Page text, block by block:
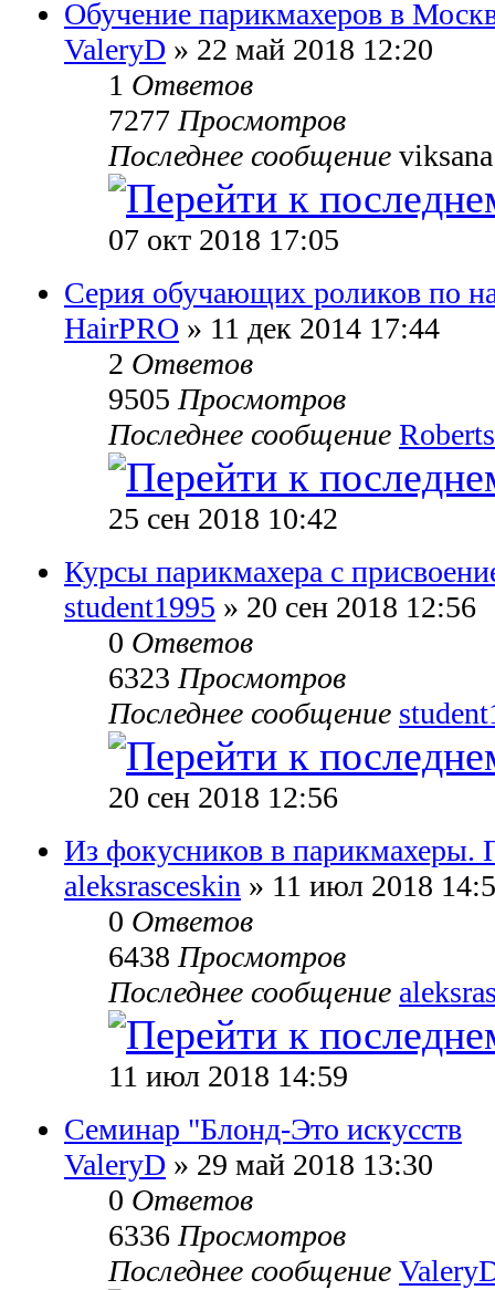
Обучение парикмахеров в
ValeryD » 22 май 2018 12:20
1 Ответов
7277Просмотров
Последнее сообщение viksana
07 окт 2018 17:05
Серия обучающих роликов по
HairPRO » 11 дек 2014 17:44
2 Ответов
9505Просмотров
Последнее сообщение
25 сен 2018 10:42
Курсы парикмахера с
student1995 » 20 сен 2018 12:56
0 Ответов
6323Просмотров
Последнее сообщение
20 сен 2018 12:56
Из фокусников в парикмахеры.
aleksrasceskin » 11 июл 2018
0 Ответов
6438Просмотров
Последнее сообщение
11 июл 2018 14:59
Семинар "Блонд-Это искусств
ValeryD » 29 май 2018 13:30
0 Ответов
6336Просмотров
Последнее сообщение